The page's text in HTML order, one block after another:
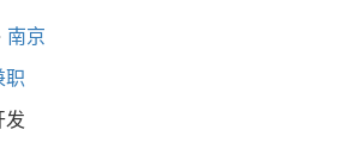
南京
职
发